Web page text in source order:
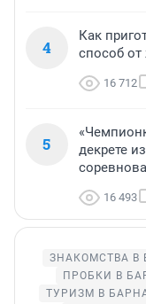
4
Как
способ
16 712
5
декрете
16 493
ЗНАКОМСТВА В
ПРОБКИ В
ТУРИЗМ В